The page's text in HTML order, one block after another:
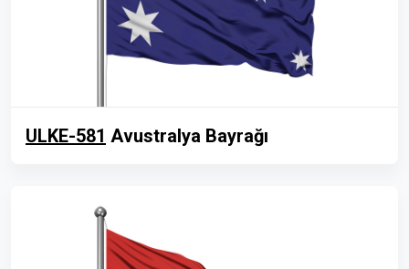
ULKE-581 Avustralya Bayrağı